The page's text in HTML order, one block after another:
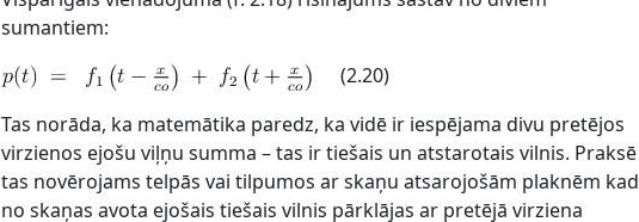
sumantiem:
(2.20)
Tas norāda, ka matemātika paredz, ka vidē ir iespējama divu pretējos
virzienos ejošu viļņu summa – tas ir tiešais un atstarotais vilnis. Praksē
tas novērojams telpās vai tilpumos ar skaņu atsarojošām plaknēm kad
no skaņas avota ejošais tiešais vilnis pārklājas ar pretējā virziena